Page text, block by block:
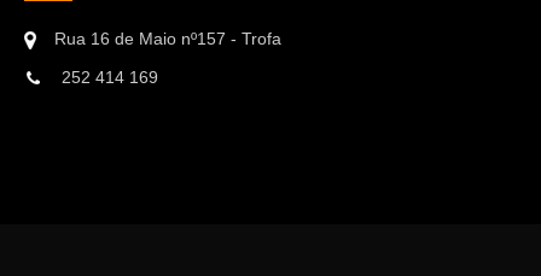
Rua 16 de Maio nº157 - Trofa
252 414 169